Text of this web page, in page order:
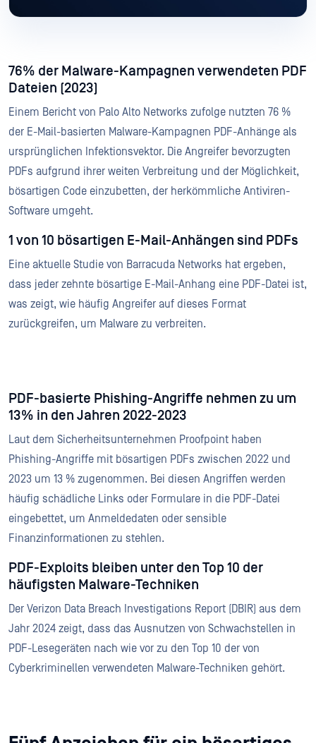
76% der Malware-Kampagnen verwendeten PDF
Dateien (2023)
Einem Bericht von Palo Alto Networks zufolge nutzten 76 %
der E-Mail-basierten Malware-Kampagnen PDF-Anhänge als
ursprünglichen Infektionsvektor. Die Angreifer bevorzugten
PDFs aufgrund ihrer weiten Verbreitung und der Möglichkeit,
bösartigen Code einzubetten, der herkömmliche Antiviren-
Software umgeht.
1 von 10 bösartigen E-Mail-Anhängen sind PDFs
Eine aktuelle Studie von Barracuda Networks hat ergeben,
dass jeder zehnte bösartige E-Mail-Anhang eine PDF-Datei ist,
was zeigt, wie häufig Angreifer auf dieses Format
zurückgreifen, um Malware zu verbreiten.
PDF-basierte Phishing-Angriffe nehmen zu um
13% in den Jahren 2022-2023
Laut dem Sicherheitsunternehmen Proofpoint haben
Phishing-Angriffe mit bösartigen PDFs zwischen 2022 und
2023 um 13 % zugenommen. Bei diesen Angriffen werden
häufig schädliche Links oder Formulare in die PDF-Datei
eingebettet, um Anmeldedaten oder sensible
Finanzinformationen zu stehlen.
PDF-Exploits bleiben unter den Top 10 der
häufigsten Malware-Techniken
Der Verizon Data Breach Investigations Report (DBIR) aus dem
Jahr 2024 zeigt, dass das Ausnutzen von Schwachstellen in
PDF-Lesegeräten nach wie vor zu den Top 10 der von
Cyberkriminellen verwendeten Malware-Techniken gehört.